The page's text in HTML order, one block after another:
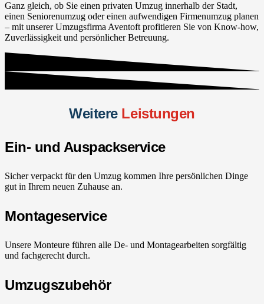
Ganz gleich, ob Sie einen privaten Umzug innerhalb der Stadt,
einen Seniorenumzug oder einen aufwendigen Firmenumzug planen
– mit unserer Umzugsfirma Aventoft profitieren Sie von Know-how,
Zuverlässigkeit und persönlicher Betreuung.
Weitere Leistungen
Ein- und Auspackservice
Sicher verpackt für den Umzug kommen Ihre persönlichen Dinge
gut in Ihrem neuen Zuhause an.
Montageservice
Unsere Monteure führen alle De- und Montagearbeiten sorgfältig
und fachgerecht durch.
Umzugszubehör